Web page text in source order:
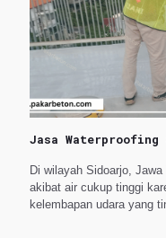
Jasa
Di wilayah Sidoarjo,
akibat air cukup tinggi
kelembapan udara yang